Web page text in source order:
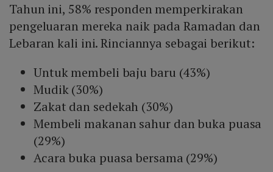
Tahun ini, 58% responden memperkirakan
pengeluaran mereka naik pada Ramadan dan
Lebaran kali ini. Rinciannya sebagai berikut:
Untuk membeli baju baru (43%)
Mudik (30%)
Zakat dan sedekah (30%)
Membeli makanan sahur dan buka puasa
(29%)
Acara buka puasa bersama (29%)